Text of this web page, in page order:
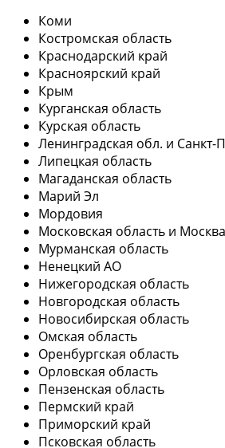
Коми
Костромская область
Краснодарский край
Красноярский край
Крым
Курганская область
Курская область
Ленинградская обл. и Санкт-
Липецкая область
Магаданская область
Марий Эл
Мордовия
Московская область и Москва
Мурманская область
Ненецкий АО
Нижегородская область
Новгородская область
Новосибирская область
Омская область
Оренбургская область
Орловская область
Пензенская область
Пермский край
Приморский край
Псковская область